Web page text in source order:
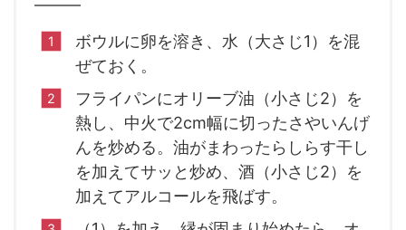
ボウルに卵を溶き、水（大さじ1）を混
ぜておく。
フライパンにオリーブ油（小さじ2）を
熱し、中火で2cm幅に切ったさやいんげ
んを炒める。油がまわったらしらす干し
を加えてサッと炒め、酒（小さじ2）を
加えてアルコールを飛ばす。